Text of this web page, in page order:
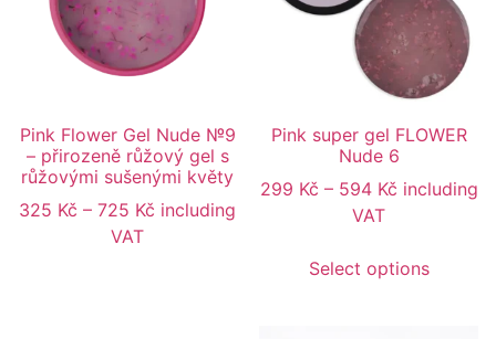
Pink Flower Gel Nude №9
– přirozeně růžový gel s
růžovými sušenými květy
325 Kč – 725 Kč including
VAT
Pink super gel FLOWER
Nude 6
299 Kč – 594 Kč including
VAT
Select options